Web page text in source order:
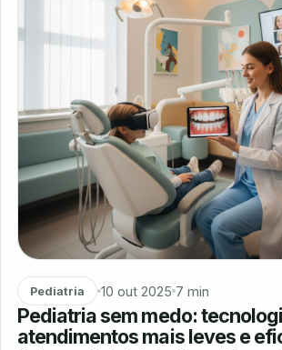
Pediatria 10 out 2025 7 min
Pediatria sem medo:
atendimentos mais leves e